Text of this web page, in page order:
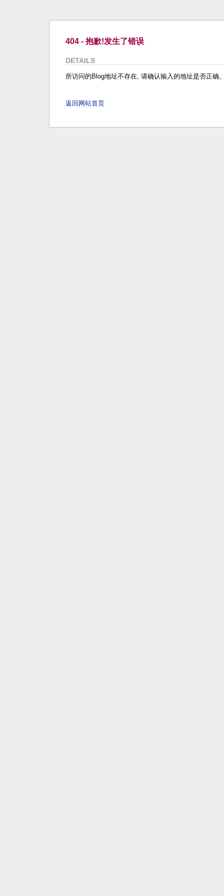
404 - 抱歉!发生了错误
DETAILS
所访问的Blog地址不存在, 请确认输入的地址是否正确
返回网站首页